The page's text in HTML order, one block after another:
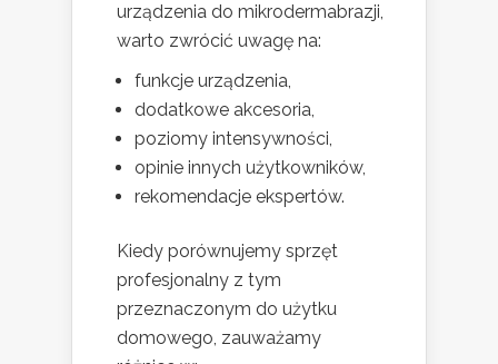
urządzenia do mikrodermabrazji,
warto zwrócić uwagę na:
funkcje urządzenia,
dodatkowe akcesoria,
poziomy intensywności,
opinie innych użytkowników,
rekomendacje ekspertów.
Kiedy porównujemy sprzęt
profesjonalny z tym
przeznaczonym do użytku
domowego, zauważamy